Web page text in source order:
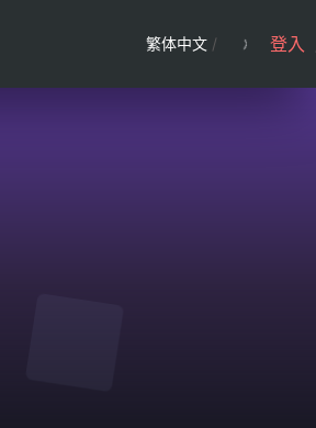
繁体中文 / 登入